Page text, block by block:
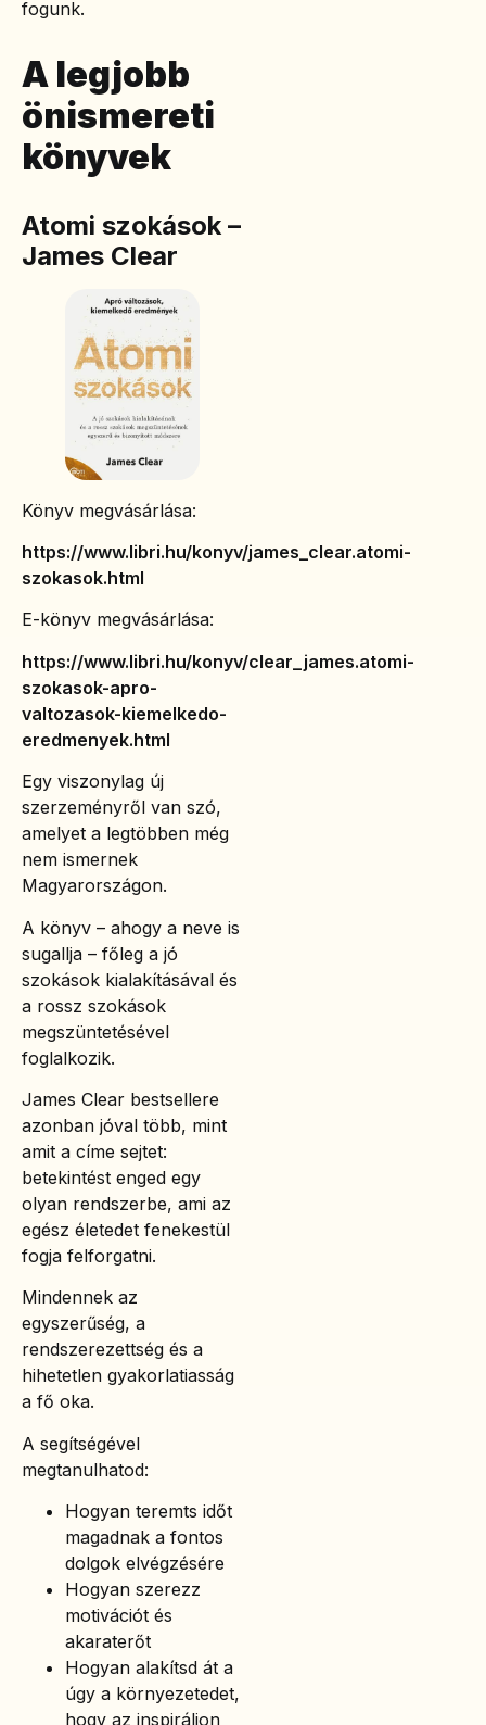
fogunk.
A legjobb
önismereti
könyvek
Atomi szokások –
James Clear
Könyv megvásárlása:
https://www.libri.hu/konyv/james_clear.atomi-
szokasok.html
E-könyv megvásárlása:
https://www.libri.hu/konyv/clear_james.atomi-
szokasok-apro-
valtozasok-kiemelkedo-
eredmenyek.html
Egy viszonylag új
szerzeményről van szó,
amelyet a legtöbben még
nem ismernek
Magyarországon.
A könyv – ahogy a neve is
sugallja – főleg a jó
szokások kialakításával és
a rossz szokások
megszüntetésével
foglalkozik.
James Clear bestsellere
azonban jóval több, mint
amit a címe sejtet:
betekintést enged egy
olyan rendszerbe, ami az
egész életedet fenekestül
fogja felforgatni.
Mindennek az
egyszerűség, a
rendszerezettség és a
hihetetlen gyakorlatiasság
a fő oka.
A segítségével
megtanulhatod:
Hogyan teremts időt
magadnak a fontos
dolgok elvégzésére
Hogyan szerezz
motivációt és
akaraterőt
Hogyan alakítsd át a
úgy a környezetedet,
hogy az inspiráljon